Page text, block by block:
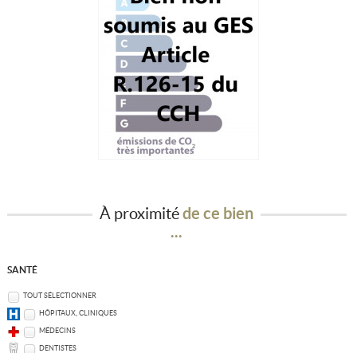
À proximitéde ce bien
...
SANTÉ
TOUT SÉLECTIONNER
HÔPITAUX, CLINIQUES
MÉDECINS
DENTISTES